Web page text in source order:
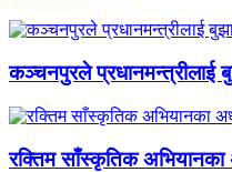
कञ्चनपुरले प्रधानमन्त्रीलाई
रक्तिम साँस्कृतिक अभियानका